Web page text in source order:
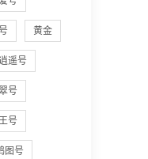
黄金
遥号
号
号
图号